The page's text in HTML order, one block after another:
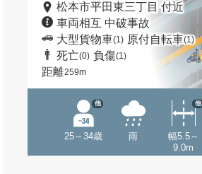
松本市平田東三丁目 付近
車両相互 中破事故
大型貨物車(1) 原付自転車(1)
死亡(0) 負傷(1)
距離259m
25～34歳
他
雨
幅5.5～
9.0m
他